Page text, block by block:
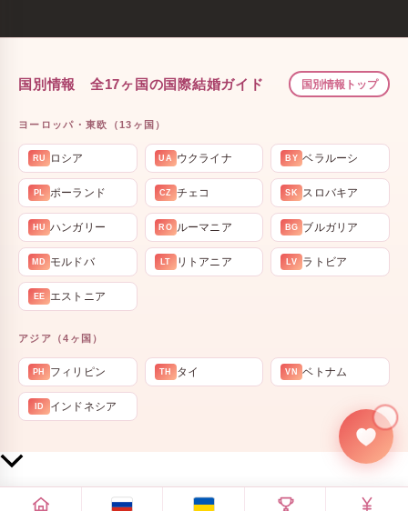
国別情報 全17ヶ国の国際結婚ガイド 国別情報トップ
ヨーロッパ・東欧（13ヶ国）
RU ロシア UA ウクライナ BY ベラルーシ
PL ポーランド CZ チェコ SK スロバキア
HU ハンガリー RO ルーマニア BG ブルガリア
MD モルドバ LT リトアニア LV ラトビア
EE エストニア
アジア（4ヶ国）
PH フィリピン TH タイ VN ベトナム
ID インドネシア
部
💍